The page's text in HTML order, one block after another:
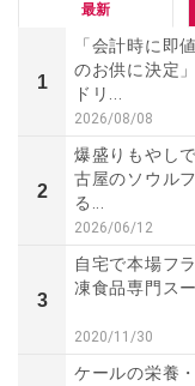
最新
1
「会計時に即
のお供に決定
ドリ...
2026/08/08
2
爆盛りもやし
古屋のソウル
る...
2026/06/12
3
自宅で本場フ
凍食品専門ス
2020/11/30
ケールの栄養